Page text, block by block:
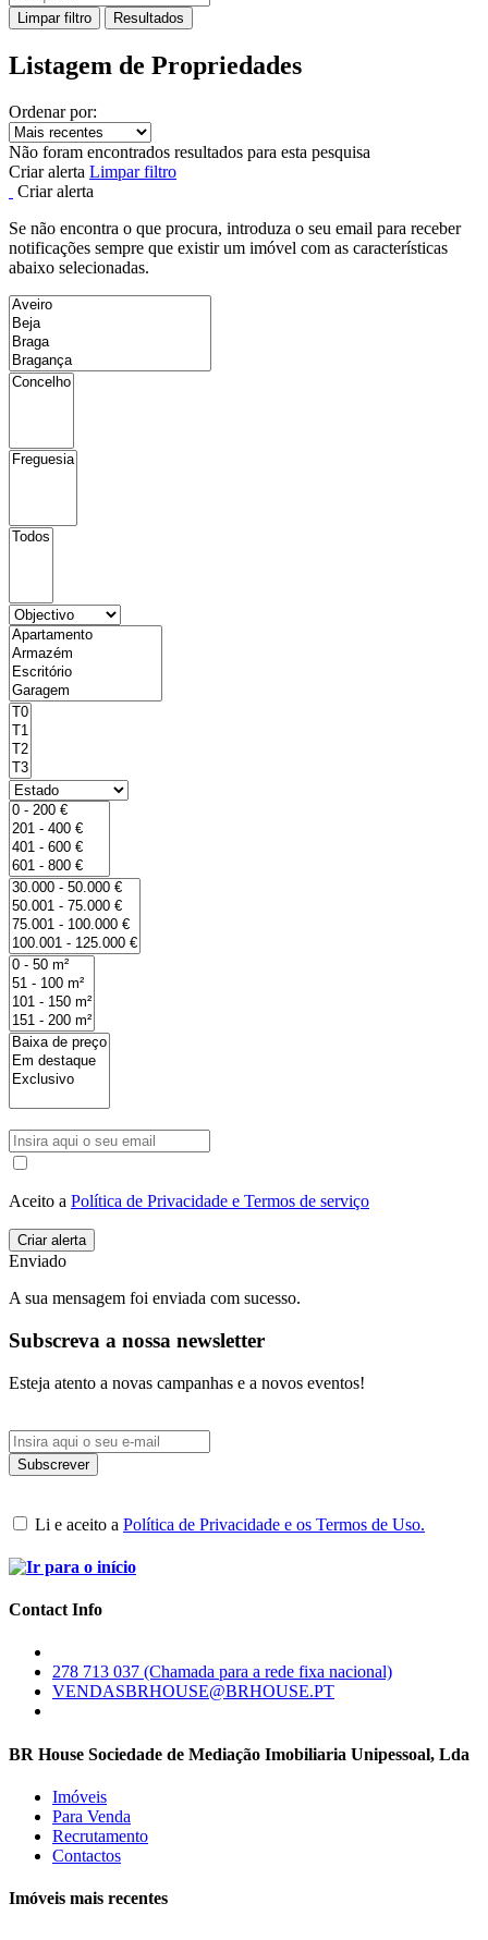
Limpar filtro Resultados
Listagem de Propriedades
Ordenar por:
Não foram encontrados resultados para esta pesquisa
Criar alerta Limpar filtro
Criar alerta
Se não encontra o que procura, introduza o seu email para receber
notificações sempre que existir um imóvel com as características
abaixo selecionadas.
Aceito a Política de Privacidade e Termos de serviço
Enviado
A sua mensagem foi enviada com sucesso.
Subscreva a nossa newsletter
Esteja atento a novas campanhas e a novos eventos!
Li e aceito a Política de Privacidade e os Termos de Uso.
Contact Info
278 713 037 (Chamada para a rede fixa nacional)
VENDASBRHOUSE@BRHOUSE.PT
BR House Sociedade de Mediação Imobiliaria Unipessoal, Lda
Imóveis
Para Venda
Recrutamento
Contactos
Imóveis mais recentes